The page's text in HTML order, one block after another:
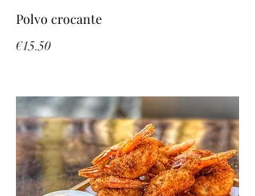
Polvo crocante
€15.50